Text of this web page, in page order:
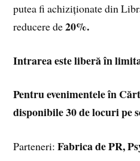
putea fi achiziționate din
reducere de20%.
Intrarea este liberă în
Pentru evenimentele în
disponibile 30 de locuri pe
Parteneri:Fabrica de PR,